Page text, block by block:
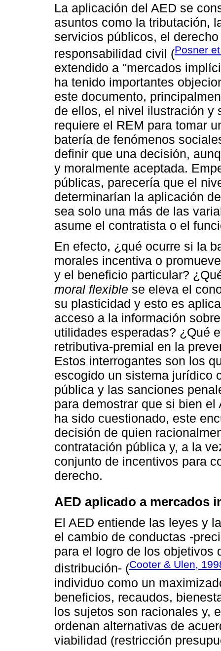
La aplicación del AED se
asuntos como la tributación,
servicios públicos, el
responsabilidad civil (Posner
extendido a "mercados
ha tenido importantes
este documento,
de ellos, el nivel ilustración y
requiere el REM para tomar
batería de fenómenos
definir que una decisión,
y moralmente aceptada.
públicas, parecería que el
determinarían la aplicación
sea solo una más de las
asume el contratista o el
En efecto, ¿qué ocurre si la
morales incentiva o
y el beneficio particular?
moral flexible se eleva el
su plasticidad y esto es
acceso a la información
utilidades esperadas? ¿Qué
retributiva-premial en la
Estos interrogantes son los
escogido un sistema jurídico
pública y las sanciones
para demostrar que si bien
ha sido cuestionado, este
decisión de quien
contratación pública y, a la
conjunto de incentivos para
derecho.
AED aplicado a mercados
El AED entiende las leyes y
el cambio de conductas -
para el logro de los objetivos
distribución- (Cooter & Ulen,
individuo como un
beneficios, recaudos,
los sujetos son racionales y,
ordenan alternativas de
viabilidad (restricción